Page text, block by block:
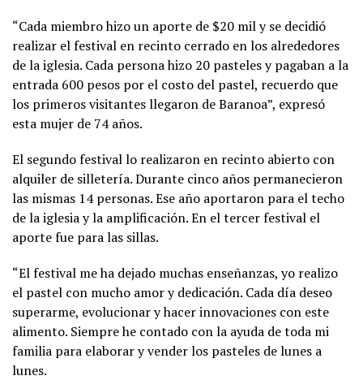
“Cada miembro hizo un aporte de $20 mil y se decidió
realizar el festival en recinto cerrado en los alrededores
de la iglesia. Cada persona hizo 20 pasteles y pagaban a la
entrada 600 pesos por el costo del pastel, recuerdo que
los primeros visitantes llegaron de Baranoa”, expresó
esta mujer de 74 años.
El segundo festival lo realizaron en recinto abierto con
alquiler de silletería. Durante cinco años permanecieron
las mismas 14 personas. Ese año aportaron para el techo
de la iglesia y la amplificación. En el tercer festival el
aporte fue para las sillas.
“El festival me ha dejado muchas enseñanzas, yo realizo
el pastel con mucho amor y dedicación. Cada día deseo
superarme, evolucionar y hacer innovaciones con este
alimento. Siempre he contado con la ayuda de toda mi
familia para elaborar y vender los pasteles de lunes a
lunes.